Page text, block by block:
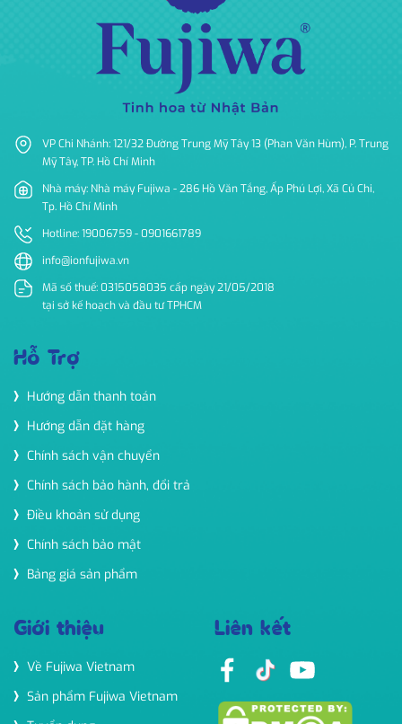
VP Chi Nhánh: 121/32 Đường Trung Mỹ Tây 13 (Phan Văn Hùm), P. Trung
Mỹ Tây, TP. Hồ Chí Minh
Nhà máy: Nhà máy Fujiwa - 286 Hồ Văn Tắng, Ấp Phú Lợi, Xã Củ Chi,
Tp. Hồ Chí Minh
Hotline: 19006759 - 0901661789
info@ionfujiwa.vn
Mã số thuế: 0315058035 cấp ngày 21/05/2018
tại sở kế hoạch và đầu tư TPHCM
Hỗ Trợ
Hướng dẫn thanh toán
Hướng dẫn đặt hàng
Chính sách vận chuyển
Chính sách bảo hành, đổi trả
Điều khoản sử dụng
Chính sách bảo mật
Bảng giá sản phẩm
Giới thiệu
Về Fujiwa Vietnam
Sản phẩm Fujiwa Vietnam
Liên kết